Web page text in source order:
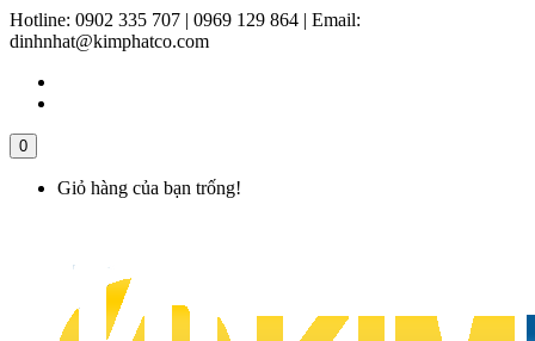
Hotline: 0902 335 707 | 0969 129 864 | Email:
dinhnhat@kimphatco.com
0
Giỏ hàng của bạn trống!